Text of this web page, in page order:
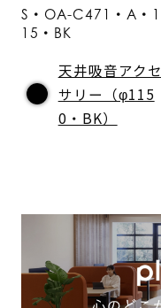
S・OA-C471・A・1
15・BK
天井吸音アクセ
サリー（φ115
0・BK）